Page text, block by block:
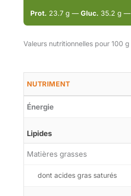
Prot. 23.7 g — Gluc. 35.2 g —
Valeurs nutritionnelles pour 100 g
NUTRIMENT
Énergie
Lipides
Matières grasses
dont acides gras saturés